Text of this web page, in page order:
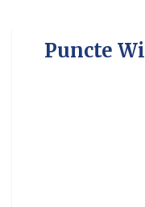
Puncte